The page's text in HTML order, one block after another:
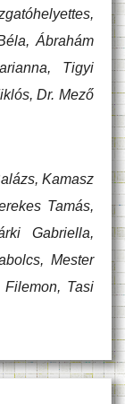
Ábrahám
Tigyi
Dr. Mező
Kamasz
Tamás,
Gabriella,
Mester
Tasi